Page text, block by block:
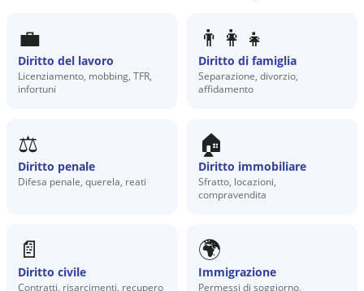
💼
Diritto del lavoro
Licenziamento, mobbing, TFR,
infortuni
👨‍👩‍👧
Diritto di famiglia
Separazione, divorzio,
affidamento
⚖️
Diritto penale
Difesa penale, querela, reati
🏠
Diritto immobiliare
Sfratto, locazioni,
compravendita
📄
Diritto civile
Contratti, risarcimenti, recupero
🌍
Immigrazione
Permessi di soggiorno,